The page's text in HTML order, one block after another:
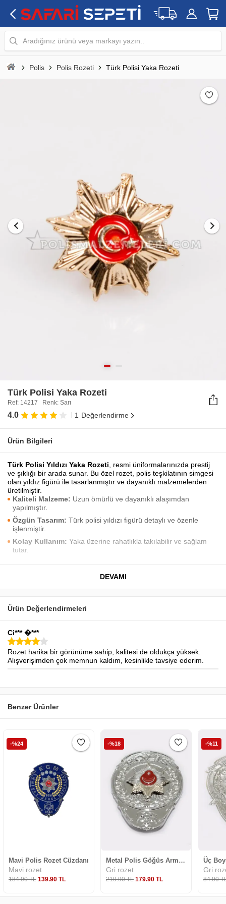
Aradığınız ürünü veya markayı yazın..
Polis Polis Rozeti Türk Polisi Yaka Rozeti
Türk Polisi Yaka Rozeti
Ref: 14217 Renk: Sarı
4.0 1 Değerlendirme
Ürün Bilgileri
Türk Polisi Yıldızı Yaka Rozeti, resmi üniformalarınızda prestij
ve şıklığı bir arada sunar. Bu özel rozet, polis teşkilatının simgesi
olan yıldız figürü ile tasarlanmıştır ve dayanıklı malzemelerden
üretilmiştir.
Kaliteli Malzeme: Uzun ömürlü ve dayanıklı alaşımdan
yapılmıştır.
Özgün Tasarım: Türk polisi yıldızı figürü detaylı ve özenle
işlenmiştir.
Kolay Kullanım: Yaka üzerine rahatlıkla takılabilir ve sağlam
tutar.
Bu rozet, görevdeki polis memurlarının prestijini yansıtmak ve
DEVAMI
Ürün Değerlendirmeleri
Ci*** �***
Rozet harika bir görünüme sahip, kalitesi de oldukça yüksek.
Alışverişimden çok memnun kaldım, kesinlikle tavsiye ederim.
Benzer Ürünler
-%24
Mavi Polis Rozet Cüzdanı
mavi rozet
184.90TL 139.90 TL
-%18
Metal Polis Göğüs Arması
gri rozet
219.90TL 179.90 TL
-%11
gri
84.90